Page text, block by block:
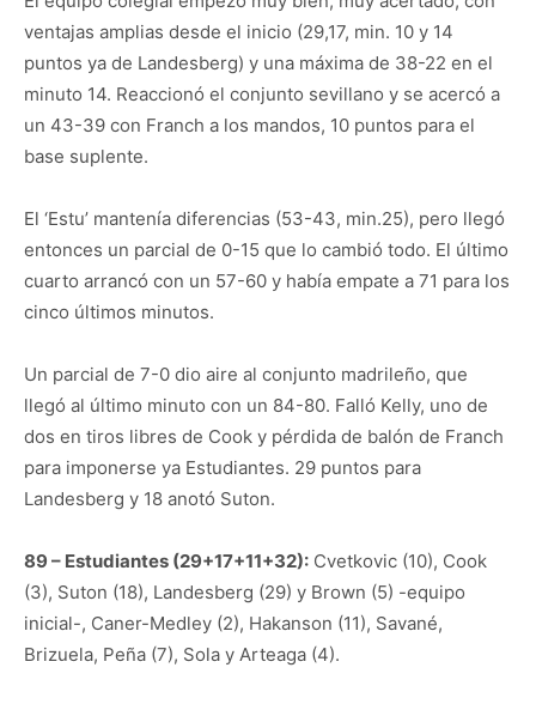
ventajas amplias desde el inicio (29,17, min. 10 y 14
puntos ya de Landesberg) y una máxima de 38-22 en el
minuto 14. Reaccionó el conjunto sevillano y se acercó a
un 43-39 con Franch a los mandos, 10 puntos para el
base suplente.
El ‘Estu’ mantenía diferencias (53-43, min.25), pero llegó
entonces un parcial de 0-15 que lo cambió todo. El último
cuarto arrancó con un 57-60 y había empate a 71 para los
cinco últimos minutos.
Un parcial de 7-0 dio aire al conjunto madrileño, que
llegó al último minuto con un 84-80. Falló Kelly, uno de
dos en tiros libres de Cook y pérdida de balón de Franch
para imponerse ya Estudiantes. 29 puntos para
Landesberg y 18 anotó Suton.
89 – Estudiantes (29+17+11+32): Cvetkovic (10), Cook
(3), Suton (18), Landesberg (29) y Brown (5) -equipo
inicial-, Caner-Medley (2), Hakanson (11), Savané,
Brizuela, Peña (7), Sola y Arteaga (4).